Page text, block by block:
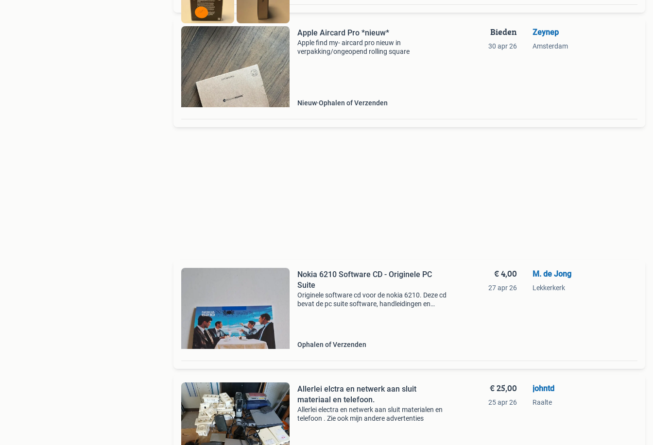
Apple Aircard Pro *nieuw*
Apple find my- aircard pro nieuw in
verpakking/ongeopend rolling square
Nieuw Ophalen of Verzenden
Bieden
30 apr 26
Zeynep
Amsterdam
Nokia 6210 Software CD - Originele PC
Suite
Originele software cd voor de nokia 6210. Deze cd
bevat de pc suite software, handleidingen en
Ophalen of Verzenden
€ 4,00
27 apr 26
M. de Jong
Lekkerkerk
Allerlei elctra en netwerk aan sluit
materiaal en telefoon.
Allerlei electra en netwerk aan sluit materialen en
telefoon . Zie ook mijn andere advertenties
€ 25,00
25 apr 26
johntd
Raalte